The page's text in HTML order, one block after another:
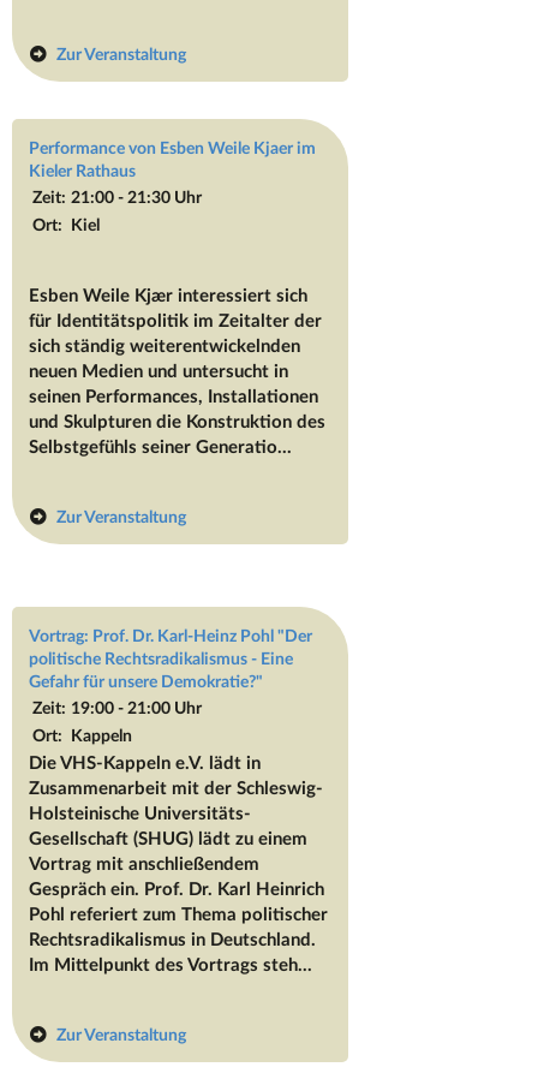
Zur Veranstaltung
Performance von Esben Weile Kjaer im
Kieler Rathaus
Zeit: 21:00 - 21:30 Uhr
Ort: Kiel
Esben Weile Kjær interessiert sich
für Identitätspolitik im Zeitalter der
sich ständig weiterentwickelnden
neuen Medien und untersucht in
seinen Performances, Installationen
und Skulpturen die Konstruktion des
Selbstgefühls seiner Generatio...
Zur Veranstaltung
Vortrag: Prof. Dr. Karl-Heinz Pohl "Der
politische Rechtsradikalismus - Eine
Gefahr für unsere Demokratie?"
Zeit: 19:00 - 21:00 Uhr
Ort: Kappeln
Die VHS-Kappeln e.V. lädt in
Zusammenarbeit mit der Schleswig-
Holsteinische Universitäts-
Gesellschaft (SHUG) lädt zu einem
Vortrag mit anschließendem
Gespräch ein. Prof. Dr. Karl Heinrich
Pohl referiert zum Thema politischer
Rechtsradikalismus in Deutschland.
Im Mittelpunkt des Vortrags steh...
Zur Veranstaltung